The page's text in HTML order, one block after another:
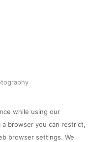
while using our
browser you can restrict,
browser settings. We